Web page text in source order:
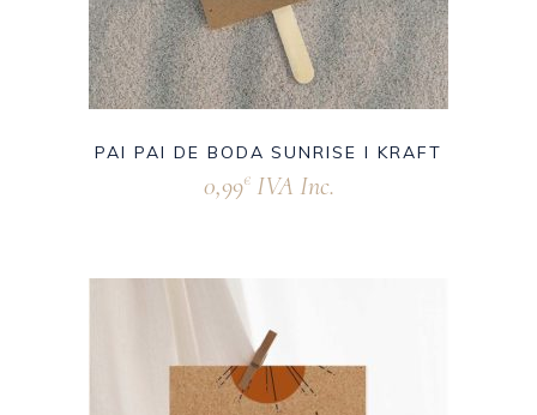
PAI PAI DE BODA SUNRISE I KRAFT
0,99€ IVA Inc.